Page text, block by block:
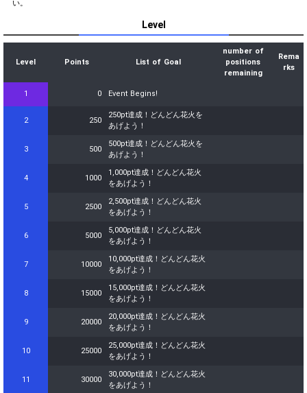
火をあげよう！
1,800,000pt達成！どんどん花
50
2,000,000pt達成！どんどん花
火をあげよう！
2,100,000pt達成！どんどん花
火をあげよう！
2,200,000pt達成！どんどん花
火をあげよう！
2,300,000pt達成！どんどん花
火をあげよう！
2,400,000pt達成！どんどん花
火をあげよう！
2,500,000pt達成！どんどん花
火をあげよう！
2,600,000pt達成！どんどん花
火をあげよう！
2,700,000pt達成！どんどん花
火をあげよう！
2,800,000pt達成！どんどん花
火をあげよう！
2,900,000pt達成！どんどん花
火をあげよう！
3,000,000pt達成！この勢いで
い。
Level
Level Points List of Goal
number of
positions
remaining
Rema
rks
1 0 Event Begins!
2 250
250pt達成！どんどん花火を
あげよう！
3 500
500pt達成！どんどん花火を
あげよう！
4 1000
1,000pt達成！どんどん花火
をあげよう！
5 2500
2,500pt達成！どんどん花火
をあげよう！
6 5000
5,000pt達成！どんどん花火
をあげよう！
7 10000
10,000pt達成！どんどん花火
をあげよう！
8 15000
15,000pt達成！どんどん花火
をあげよう！
9 20000
20,000pt達成！どんどん花火
をあげよう！
10 25000
25,000pt達成！どんどん花火
をあげよう！
11 30000
30,000pt達成！どんどん花火
をあげよう！